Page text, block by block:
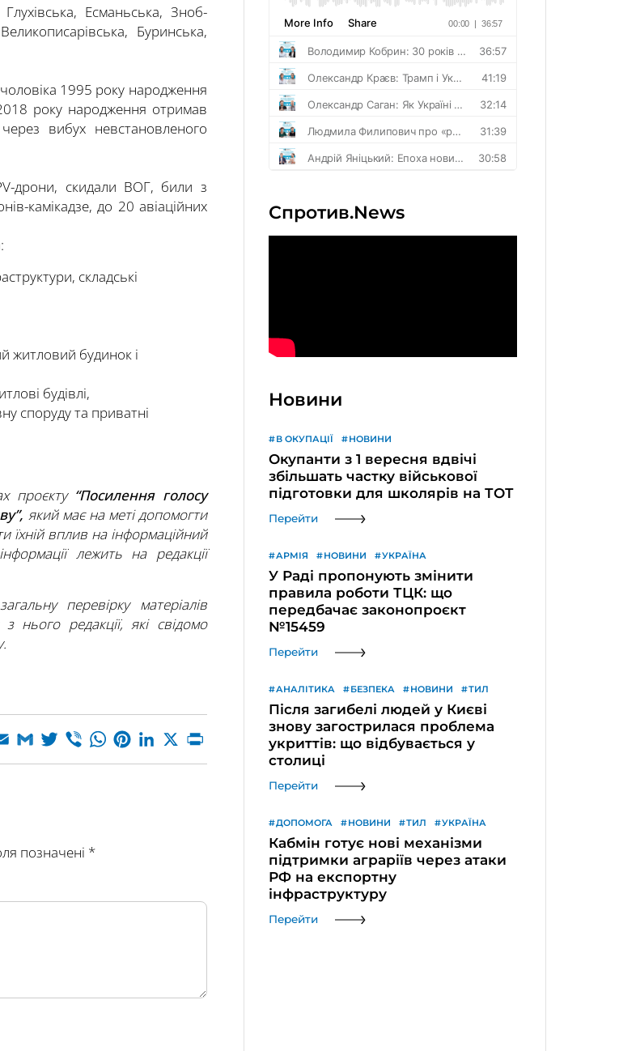
Есманьська, Зноб-
Буринська,
1995 року народження
року народження отримав
вибух невстановленого
дрони, скидали ВОГ, били з
камікадзе, до 20 авіаційних
складські
житловий будинок і
будівлі,
споруду та приватні
проєкту “Посилення голосу
який має на меті допомогти
вплив на інформаційний
лежить на редакції
перевірку матеріалів
нього редакції, які свідомо
позначені *
Спротив.News
Новини
В ОКУПАЦІЇ НОВИНИ
Окупанти з 1 вересня вдвічі
збільшать частку військової
підготовки для школярів на ТОТ
Перейти
АРМІЯ НОВИНИ УКРАЇНА
У Раді пропонують змінити
правила роботи ТЦК: що
передбачає законопроєкт
№15459
Перейти
АНАЛІТИКА БЕЗПЕКА НОВИНИ ТИЛ
Після загибелі людей у Києві
знову загострилася проблема
укриттів: що відбувається у
столиці
Перейти
ДОПОМОГА НОВИНИ ТИЛ УКРАЇНА
Кабмін готує нові механізми
підтримки аграріїв через атаки
РФ на експортну
інфраструктуру
Перейти